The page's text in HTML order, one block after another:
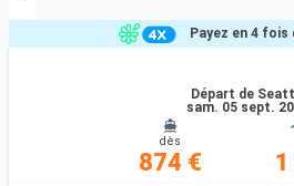
Départ de
sam. 05 sept.
dès
874 €
Payez en 4 fois